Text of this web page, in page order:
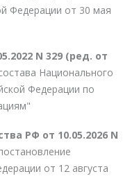
Федерации от 30 мая
N 329 (ред. от
Национального
Федерации по
РФ от 10.05.2026 N
от 12 августа